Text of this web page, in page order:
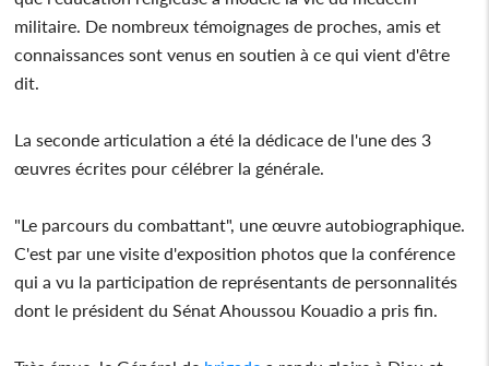
militaire. De nombreux témoignages de proches, amis et
connaissances sont venus en soutien à ce qui vient d'être
dit.
La seconde articulation a été la dédicace de l'une des 3
œuvres écrites pour célébrer la générale.
"Le parcours du combattant", une œuvre autobiographique.
C'est par une visite d'exposition photos que la conférence
qui a vu la participation de représentants de personnalités
dont le président du Sénat Ahoussou Kouadio a pris fin.